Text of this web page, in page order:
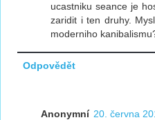
ucastniku seance je
zaridit i ten druhy.
moderniho
Odpovědět
Anonymní 20. června